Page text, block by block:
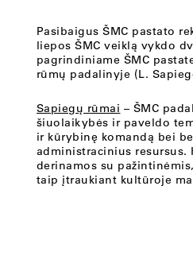
Pasibaigus ŠMC pastato
liepos ŠMC veiklą vykdo
pagrindiniame ŠMC
rūmų padalinyje (L.
Sapiegų rūmai – ŠMC
šiuolaikybės ir paveldo
ir kūrybinę komandą bei
administracinius resursus.
derinamos su
taip įtraukiant kultūroje